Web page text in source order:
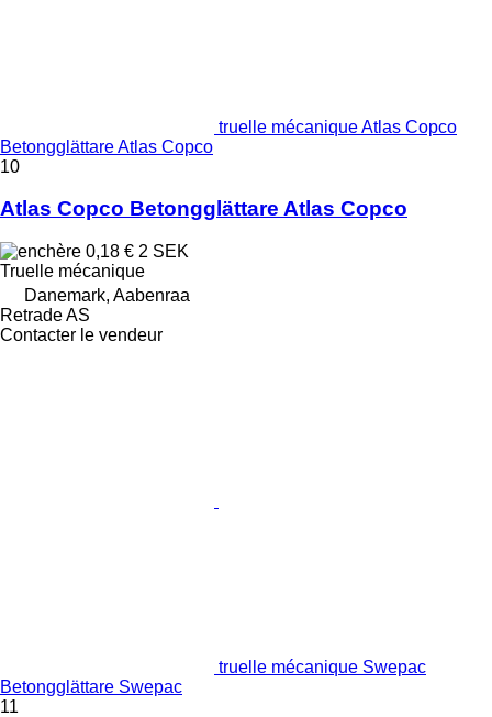
truelle mécanique Atlas Copco
Betongglättare Atlas Copco
10
Atlas Copco Betongglättare Atlas Copco
0,18 € 2 SEK
Truelle mécanique
Danemark, Aabenraa
Retrade AS
Contacter le vendeur
truelle mécanique Swepac
Betongglättare Swepac
11